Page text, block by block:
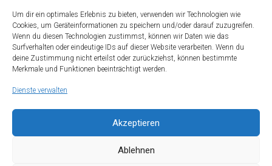
Um dir ein optimales Erlebnis zu bieten, verwenden wir Technologien wie
Cookies, um Geräteinformationen zu speichern und/oder darauf zuzugreifen.
Wenn du diesen Technologien zustimmst, können wir Daten wie das
Surfverhalten oder eindeutige IDs auf dieser Website verarbeiten. Wenn du
deine Zustimmung nicht erteilst oder zurückziehst, können bestimmte
Merkmale und Funktionen beeinträchtigt werden.
Dienste verwalten
Akzeptieren
Ablehnen